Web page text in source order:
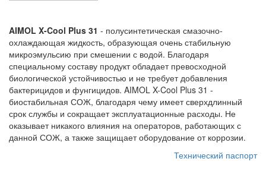
AIMOL X-Cool Plus 31 - полусинтетическая смазочно-
охлаждающая жидкость, образующая очень стабильную
микроэмульсию при смешении с водой. Благодаря
специальному составу продукт обладает превосходной
биологической устойчивостью и не требует добавления
бактерицидов и фунгицидов. AIMOL X-Cool Plus 31 -
биостабильная СОЖ, благодаря чему имеет сверхдлинный
срок службы и сокращает эксплуатационные расходы. Не
оказывает никакого влияния на операторов, работающих с
данной СОЖ, а также защищает оборудование от коррозии.
Технический паспорт